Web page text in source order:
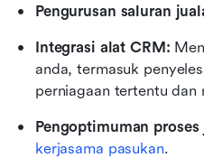
Pengurusan saluran
Integrasi alat CRM:
anda, termasuk
perniagaan tertentu dan
Pengoptimuman proses
kerjasama pasukan.